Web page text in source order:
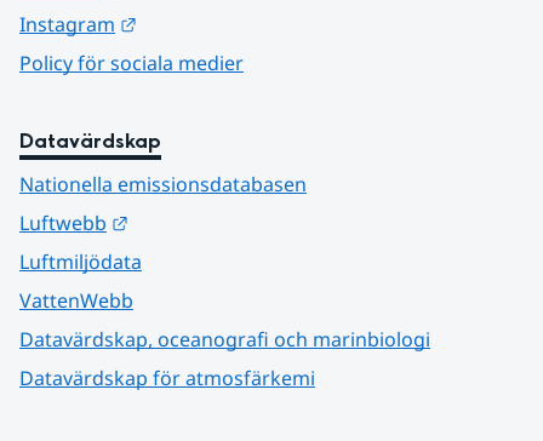
Instagram
Policy för sociala medier
Datavärdskap
Nationella emissionsdatabasen
Luftwebb
Luftmiljödata
VattenWebb
Datavärdskap, oceanografi och marinbiologi
Datavärdskap för atmosfärkemi